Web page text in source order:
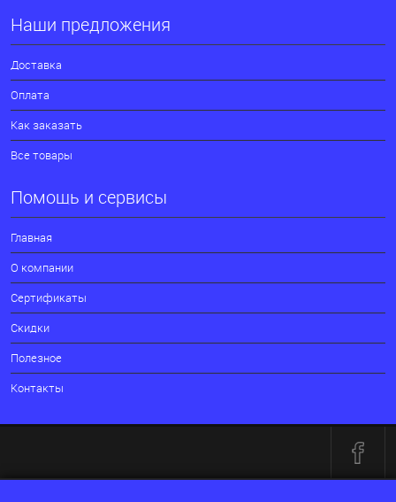
Наши предложения
Доставка
Оплата
Как заказать
Все товары
Помощь и сервисы
Главная
О компании
Сертификаты
Скидки
Полезное
Контакты